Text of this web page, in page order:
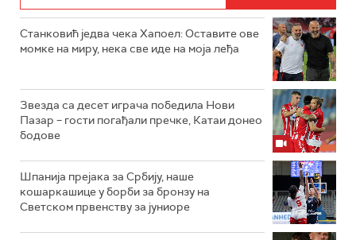
Станковић једва чека Хапоел: Оставите ове
момке на миру, нека све иде на моја леђа
Звезда са десет играча победила Нови
Пазар – гости погађали пречке, Катаи донео
бодове
Шпанија прејакa за Србију, наше
кошаркашице у борби за бронзу на
Светском првенству за јуниоре